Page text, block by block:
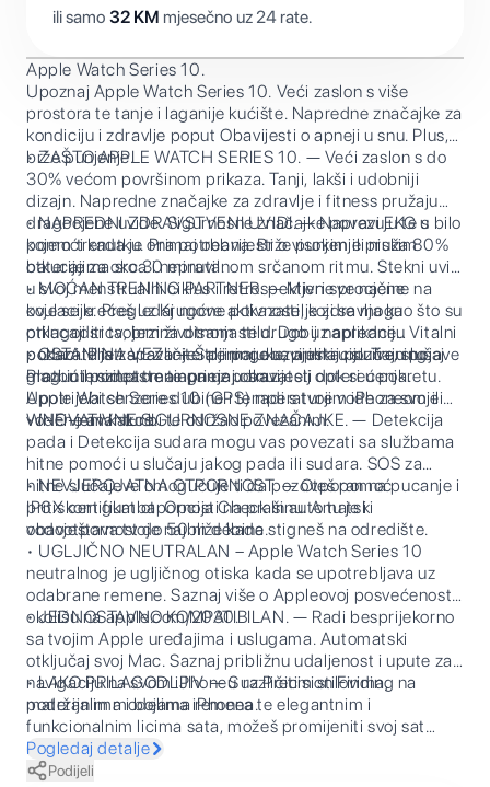
ili samo 32 KM mjesečno uz 24 rate.
Apple Watch Series 10.
Upoznaj Apple Watch Series 10. Veći zaslon s više
prostora te tanje i laganije kućište. Napredne značajke za
kondiciju i zdravlje poput Obavijesti o apneji u snu. Plus,
brže punjenje.
• ZAŠTO APPLE WATCH SERIES 10. — Veći zaslon s do
30% većom površinom prikaza. Tanji, lakši i udobniji
dizajn. Napredne značajke za zdravlje i fitness pružaju
dragocjene uvide. Sigurnosne značajke povezuju te s
pomoći kada je ona potrebna. Brže punjenje pruža 80%
baterije za oko 30 minuta.
• NAPREDNI ZDRAVSTVENI UVIDI. — Napravi EKG u bilo
kojem trenutku. Primaj obavijesti o visokim ili niskim
otkucajima srca i nepravilnom srčanom ritmu. Stekni uvid
u svoj menstrualni ciklus i retrospektivne procjene
ovulacije. Pregledaj noćne pokazatelje zdravlja kao što su
otkucaji srca, brzina disanja te drugo uz aplikaciju Vitalni
podaci. Prati spavanje i primaj obavijesti u slučaju pojave
mogućih simptoma apneje u snu.
• MOĆAN TRENING PARTNER. — Mjeri sve načine na
koje se krećeš uz Krugove aktivnosti, koji se mogu
prilagoditi tvojem životnom stilu. Dobij napredne
pokazatelje za različite treninge uz aplikaciju Trening.
Prati intenzitet treninga uz pokazatelj opterećenja.
Upotrijebi senzore dubine i temperature vode za svoje
vodene avanture.
• OSTANI NA VEZI. — Šalji poruke, primaj pozive, slušaj
glazbu i podcaste te primaj obavijesti dok si u pokretu.
Apple Watch Series 10 (GPS) radi s tvojim iPhoneom ili
Wi-Fi-jem kako bi te održao povezanim.
• INOVATIVNE SIGURNOSNE ZNAČAJKE. — Detekcija
pada i Detekcija sudara mogu vas povezati sa službama
hitne pomoći u slučaju jakog pada ili sudara. SOS za
hitne slučajeve omogućuje ti da pozoveš pomoć
pritiskom gumba. Opcija Check In automatski
obavještava tvoje najbliže kada stigneš na odredište.
• NEVJEROJATNA OTPORNOST. — Otporan na pucanje i
IP6X certifikat otpornosti na prašinu. A tu je i
vodootpornost do 50 m débine.
• UGLJIČNO NEUTRALAN – Apple Watch Series 10
neutralnog je ugljičnog otiska kada se upotrebljava uz
odabrane remene. Saznaj više o Appleovoj posvećenosti
okolišu na apple.com/2030.
• JEDNOSTAVNO KOMPATIBILAN. — Radi besprijekorno
sa tvojim Apple uređajima i uslugama. Automatski
otključaj svoj Mac. Saznaj približnu udaljenost i upute za
navigaciju na svom iPhoneu uz Precision Finding na
podržanim modelima iPhonea.
• LAKO PRILAGODLJIV. — S različitim stilovima,
materijalima i bojama remena te elegantnim i
funkcionalnim licima sata, možeš promijeniti svoj sat
kako bi odgovarao tvom raspoloženju ili trenutku.
Pogledaj detalje
Podijeli